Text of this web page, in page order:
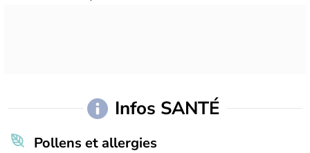
Infos SANTÉ
Pollens et allergies